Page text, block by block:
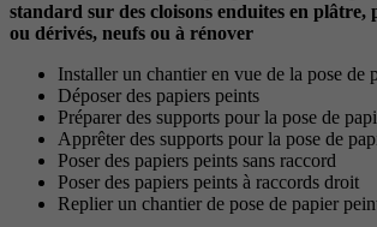
standard sur des cloisons enduites en plâtre,
ou dérivés, neufs ou à rénover
Installer un chantier en vue de la pose de
Déposer des papiers peints
Préparer des supports pour la pose de
Apprêter des supports pour la pose de
Poser des papiers peints sans raccord
Poser des papiers peints à raccords droit
Replier un chantier de pose de papier